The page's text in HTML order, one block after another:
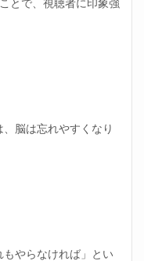
とで、視聴者に印象強
脳は忘れやすくなり
やらなければ」とい